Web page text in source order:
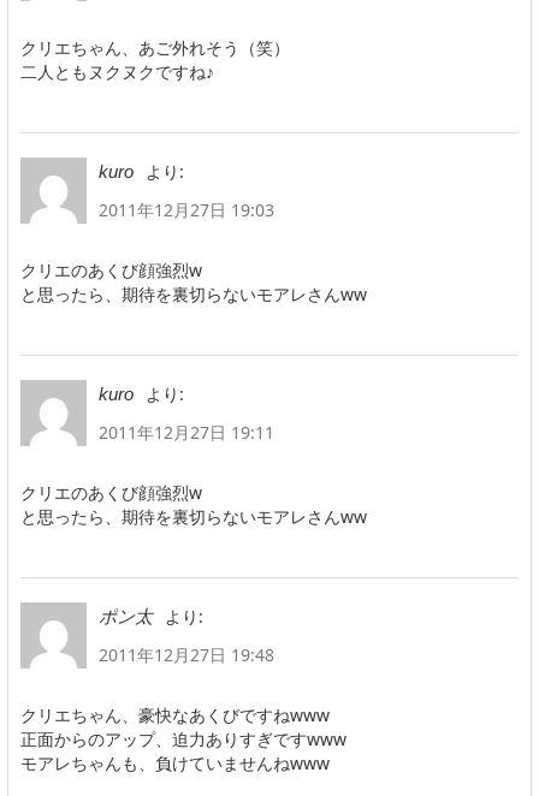
クリエちゃん、あご外れそう（笑）
二人ともヌクヌクですね♪
kuro
より:
2011年12月27日 19:03
クリエのあくび顔強烈w
と思ったら、期待を裏切らないモアレさんww
kuro
より:
2011年12月27日 19:11
クリエのあくび顔強烈w
と思ったら、期待を裏切らないモアレさんww
ポン太
より:
2011年12月27日 19:48
クリエちゃん、豪快なあくびですねwww
正面からのアップ、迫力ありすぎですwww
モアレちゃんも、負けていませんねwww